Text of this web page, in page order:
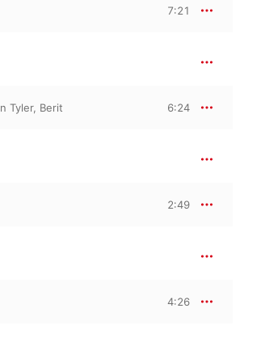
7:21
Tyler, Berit
6:24
2:49
4:26